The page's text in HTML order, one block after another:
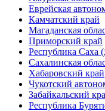
Еврейская
Камчатский край
Магаданская
Приморский край
Республика Саха
Сахалинская
Хабаровский край
Чукотский
Забайкальский
Республика